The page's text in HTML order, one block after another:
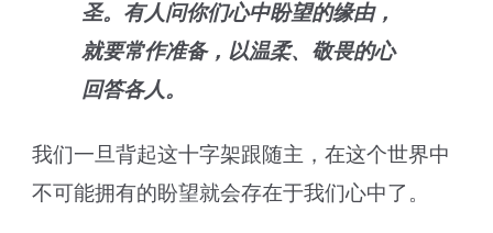
圣。有人问你们心中盼望的缘由，
就要常作准备，以温柔、敬畏的心
回答各人。
我们一旦背起这十字架跟随主，在这个世界中
不可能拥有的盼望就会存在于我们心中了。